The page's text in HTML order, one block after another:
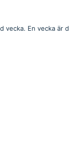
vecka. En vecka är